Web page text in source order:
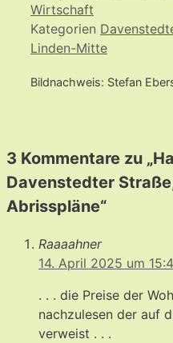
Wirtschaft
Kategorien
Linden-Mitte
Bildnachweis: Stefan
3 Kommentare zu
Davenstedter
Abrisspläne“
Raaaahner
14. April 2025 um
. . . die Preise der
nachzulesen der auf
verweist . . .